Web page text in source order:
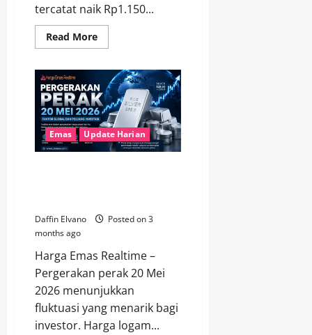
tercatat naik Rp1.150...
Read MoreRead
more
Perak
21
Mei
2026
Resmi
Menguat,
Tren
Investasi
Makin
Emas Update Harian
Daffin Elvano
Posted on 3
months ago
Harga Emas Realtime –
Pergerakan perak 20 Mei
2026 menunjukkan
fluktuasi yang menarik bagi
investor. Harga logam...